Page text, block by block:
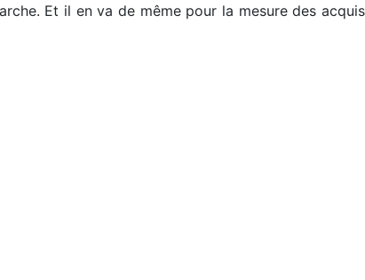
Et il en va de même pour la mesure des acquis